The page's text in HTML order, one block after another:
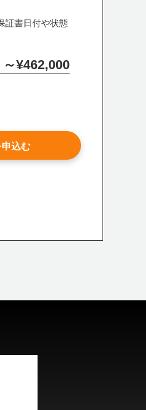
証書日付や状態
～¥462,000
込む